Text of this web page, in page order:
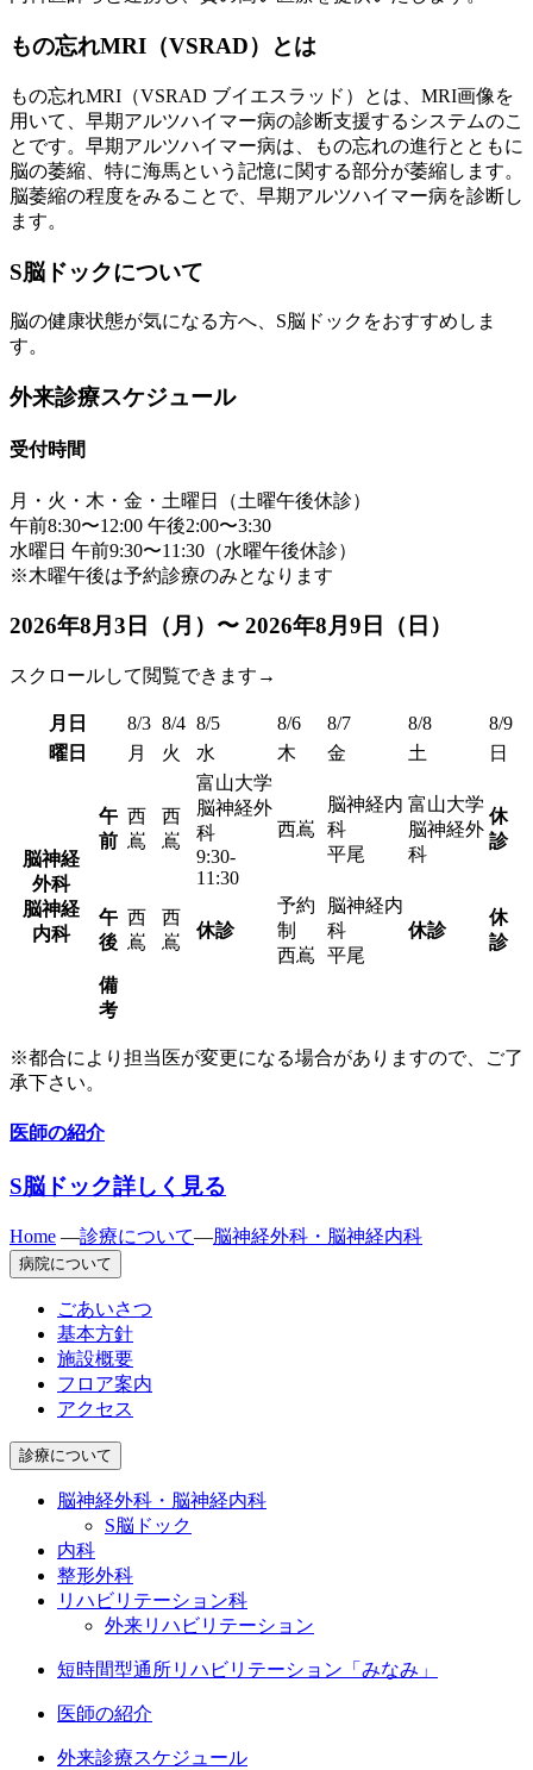
もの忘れMRI（VSRAD）とは
もの忘れMRI（VSRAD ブイエスラッド）とは、MRI画像を
用いて、早期アルツハイマー病の診断支援するシステムのこ
とです。早期アルツハイマー病は、もの忘れの進行とともに
脳の萎縮、特に海馬という記憶に関する部分が萎縮します。
脳萎縮の程度をみることで、早期アルツハイマー病を診断し
ます。
S脳ドックについて
脳の健康状態が気になる方へ、S脳ドックをおすすめしま
す。
外来診療スケジュール
受付時間
月・火・木・金・土曜日（土曜午後休診）
午前8:30〜12:00 午後2:00〜3:30
水曜日 午前9:30〜11:30（水曜午後休診）
※木曜午後は予約診療のみとなります
2026年8月3日（月）〜 2026年8月9日（日）
スクロールして閲覧できます→
月日 8/3 8/4 8/5 8/6 8/7 8/8
8/9
曜日
月 火 水 木 金 土 日
脳神経
外科
脳神経
内科
午
前
西
嶌
西
嶌
富山大学
脳神経外
科
9:30-
11:30
西嶌
脳神経内
科
平尾
富山大学
脳神経外
科
休
診
午
後
西
嶌
西
嶌
休診
予約
制
西嶌
脳神経内
科
平尾
休診
休
診
備
考
※都合により担当医が変更になる場合がありますので、ご了
承下さい。
医師の紹介
S脳ドック詳しく見る
Home —診療について—脳神経外科・脳神経内科
病院について
ごあいさつ
基本方針
施設概要
フロア案内
アクセス
診療について
脳神経外科・脳神経内科
S脳ドック
内科
整形外科
リハビリテーション科
外来リハビリテーション
短時間型通所リハビリテーション「みなみ」
医師の紹介
外来診療スケジュール